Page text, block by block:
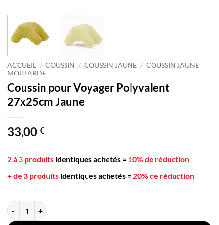
ACCUEIL / COUSSIN / COUSSIN JAUNE / COUSSIN JAUNE
MOUTARDE
Coussin pour Voyager Polyvalent
27x25cm Jaune
33,00 €
2 à 3 produits identiques achetés = 10% de réduction
+ de 3 produits identiques achetés = 20% de réduction
quantité de Coussin pour Voyager Polyvalent 27x25cm Jaune